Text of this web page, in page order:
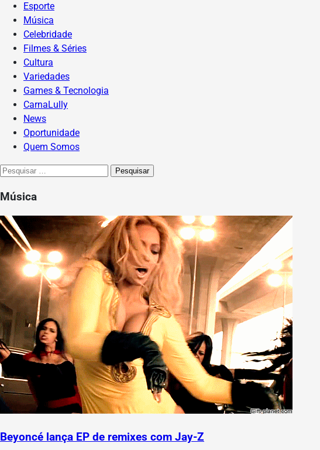
Esporte
Música
Celebridade
Filmes & Séries
Cultura
Variedades
Games & Tecnologia
CarnaLully
News
Oportunidade
Quem Somos
Pesquisar
Música
Beyoncé lança EP de remixes com Jay-Z